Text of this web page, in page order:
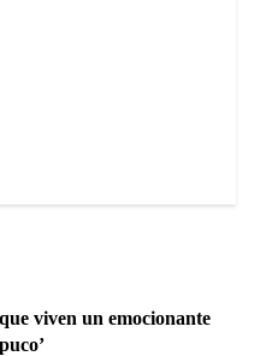
viven un emocionante